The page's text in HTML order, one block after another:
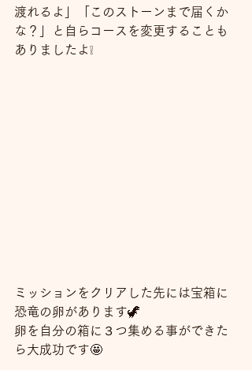
渡れるよ」「このストーンまで届くか
な？」と自らコースを変更することも
ありましたよ❕
ミッションをクリアした先には宝箱に
恐竜の卵があります🦖
卵を自分の箱に３つ集める事ができた
ら大成功です🤩